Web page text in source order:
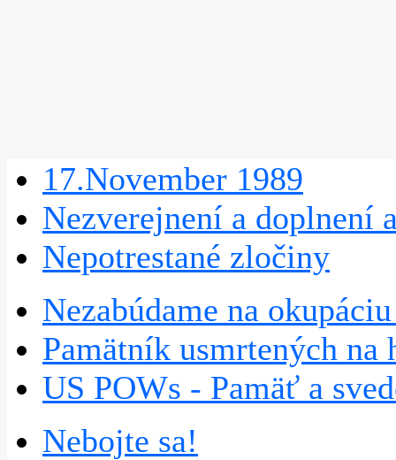
17.November 1989
Nezverejnení a doplnení
Nepotrestané zločiny
Nezabúdame na
Pamätník usmrtených na
US POWs - Pamäť a
Nebojte sa!